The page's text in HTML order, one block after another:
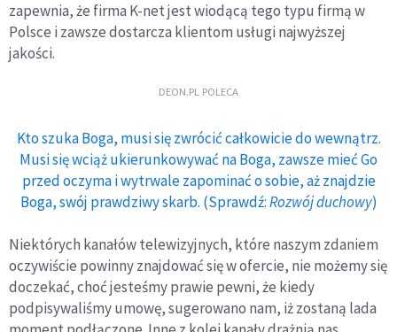
zapewnia, że firma K-net jest wiodącą tego typu firmą w
Polsce i zawsze dostarcza klientom usługi najwyższej
jakości.
DEON.PL POLECA
Kto szuka Boga, musi się zwrócić całkowicie do wewnątrz.
Musi się wciąż ukierunkowywać na Boga, zawsze mieć Go
przed oczyma i wytrwale zapominać o sobie, aż znajdzie
Boga, swój prawdziwy skarb. (Sprawdź:Rozwój duchowy)
Niektórych kanałów telewizyjnych, które naszym zdaniem
oczywiście powinny znajdować się w ofercie, nie możemy się
doczekać, choć jesteśmy prawie pewni, że kiedy
podpisywaliśmy umowę, sugerowano nam, iż zostaną lada